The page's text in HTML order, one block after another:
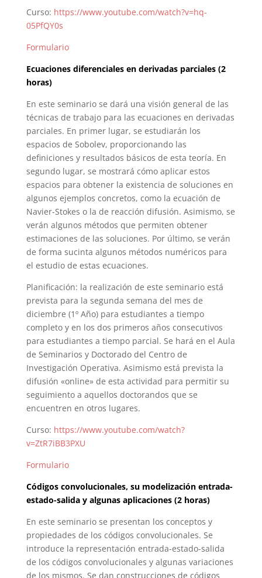
Curso: https://www.youtube.com/watch?v=hq-
05PfQY0s
Formulario
Ecuaciones diferenciales en derivadas parciales (2
horas)
En este seminario se dará una visión general de las
técnicas de trabajo para las ecuaciones en derivadas
parciales. En primer lugar, se estudiarán los
espacios de Sobolev, proporcionando las
definiciones y resultados básicos de esta teoría. En
segundo lugar, se mostrará cómo aplicar estos
espacios para obtener la existencia de soluciones en
algunos ejemplos concretos, como la ecuación de
Navier-Stokes o la de reacción difusión. Asimismo, se
verán algunos métodos que permiten obtener
estimaciones de las soluciones. Por último, se verán
de forma sucinta algunos métodos numéricos para
el estudio de estas ecuaciones.
Planificación: la realización de este seminario está
prevista para la segunda semana del mes de
diciembre (1º Año) para estudiantes a tiempo
completo y en los dos primeros años consecutivos
para estudiantes a tiempo parcial. Se hará en el Aula
de Seminarios y Doctorado del Centro de
Investigación Operativa. Asimismo está prevista la
difusión «online» de esta actividad para permitir su
seguimiento a aquellos doctorandos que se
encuentren en otros lugares.
Curso: https://www.youtube.com/watch?
v=ZtR7iBB3PXU
Formulario
Códigos convolucionales, su modelización entrada-
estado-salida y algunas aplicaciones (2 horas)
En este seminario se presentan los conceptos y
propiedades de los códigos convolucionales. Se
introduce la representación entrada-estado-salida
de los códigos convolucionales y algunas variaciones
de los mismos. Se dan construcciones de códigos